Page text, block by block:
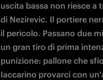
uscita bassa non riesce a
di Nezirevic. Il portiere
il pericolo. Passano due
un gran tiro di prima
punizione: pallone che
Iaccarino provarci con